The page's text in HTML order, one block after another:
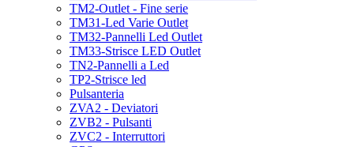
TM2-Outlet - Fine serie
TM31-Led Varie Outlet
TM32-Pannelli Led Outlet
TM33-Strisce LED Outlet
TN2-Pannelli a Led
TP2-Strisce led
Pulsanteria
ZVA2 - Deviatori
ZVB2 - Pulsanti
ZVC2 - Interruttori